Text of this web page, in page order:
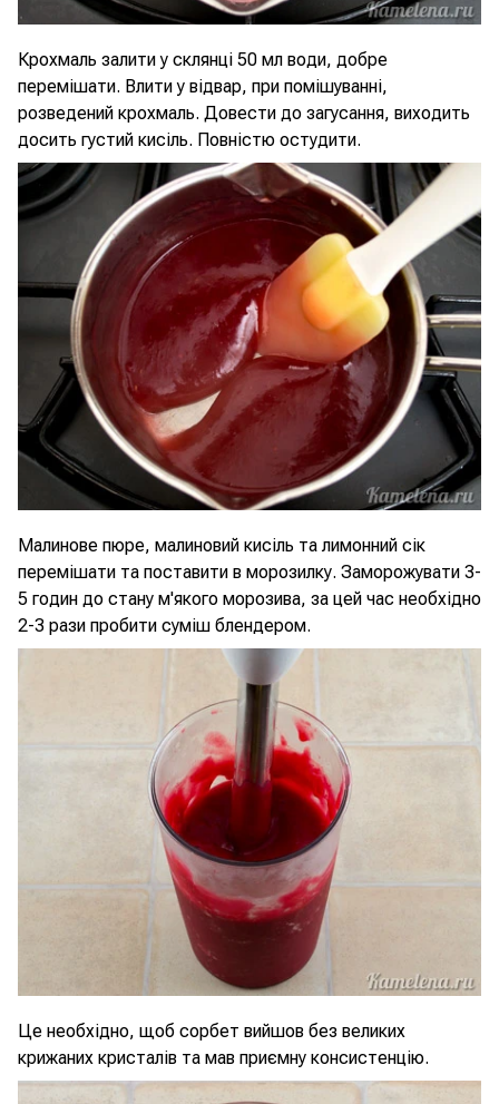
Крохмаль залити у склянці 50 мл води, добре
перемішати. Влити у відвар, при помішуванні,
розведений крохмаль. Довести до загусання, виходить
досить густий кисіль. Повністю остудити.
Малинове пюре, малиновий кисіль та лимонний сік
перемішати та поставити в морозилку. Заморожувати 3-
5 годин до стану м'якого морозива, за цей час необхідно
2-3 рази пробити суміш блендером.
Це необхідно, щоб сорбет вийшов без великих
крижаних кристалів та мав приємну консистенцію.